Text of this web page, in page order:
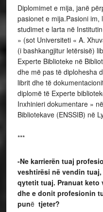
Diplomimet e mija, janë
pasionet e mija.Pasioni
studimet e larta në
» (sot Universiteti « A.
(i bashkangjitur letërsisë)
Experte Biblioteke në
dhe më pas të diplohesha
librit dhe të
diplomë të Experte
Inxhinieri dokumentare »
Bibliotekave (ENSSIB) në
***
-Ne karrierën tuaj
veshtirësi në vendin
qytetit tuaj. Pranuat
dhe e donit profesionin
punë tjeter?